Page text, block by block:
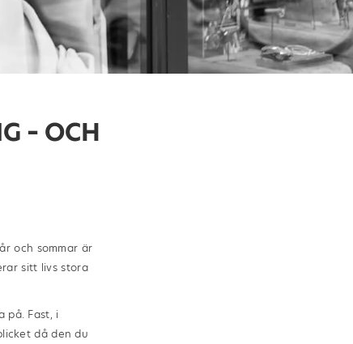
– OCH
och sommar är
sitt livs stora
på. Fast, i
då den du